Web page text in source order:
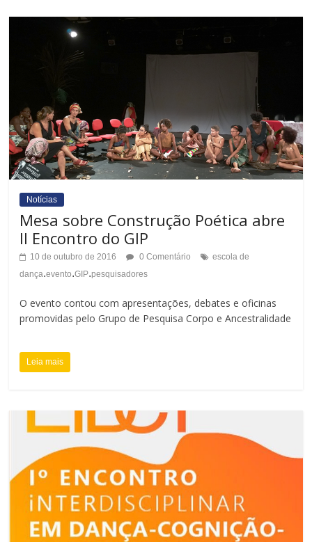
Notícias
Mesa sobre Construção Poética abre
II Encontro do GIP
10 de outubro de 2016 0 Comentário
escola de
dança.evento.GIP.pesquisadores
O evento contou com apresentações, debates e oficinas
promovidas pelo Grupo de Pesquisa Corpo e Ancestralidade
Leia mais